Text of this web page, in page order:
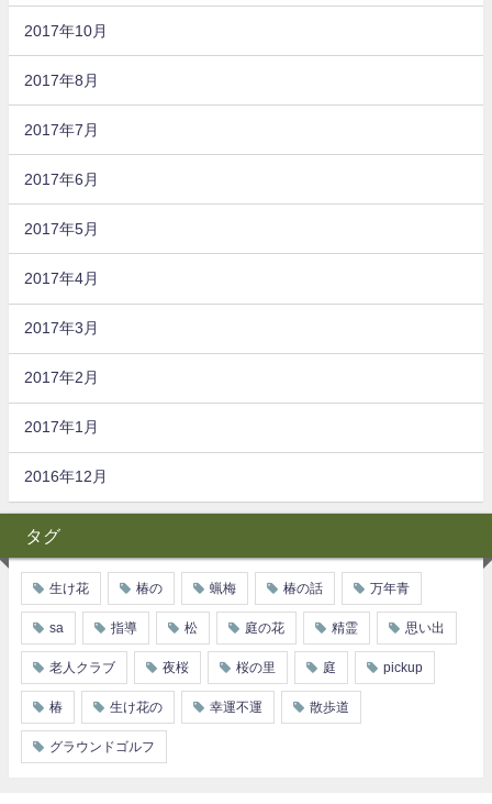
2017年10月
2017年8月
2017年7月
2017年6月
2017年5月
2017年4月
2017年3月
2017年2月
2017年1月
2016年12月
タグ
生け花 椿の 蝋梅 椿の話 万年青
sa 指導 松 庭の花 精霊 思い出
老人クラブ 夜桜 桜の里 庭 pickup
椿 生け花の 幸運不運 散歩道
グラウンドゴルフ